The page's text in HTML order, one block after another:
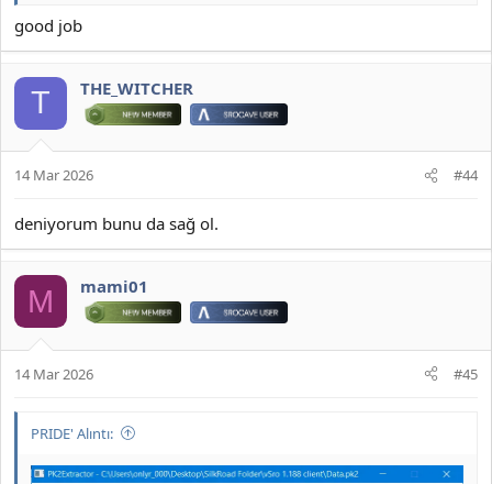
JOYMAX PK2 EXTRACTOR 2026
DOWNLOAD:
good job
T THE_WITCHER
14 Mar 2026 #44
deniyorum bunu da sağ ol.
M mami01
14 Mar 2026 #45
PRIDE' Alıntı: